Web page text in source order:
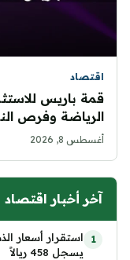
اقتصاد
الرياضة وفرص
أغسطس 8, 2026
آخر أخبار اقتصاد
يسجل 458 ريالاً